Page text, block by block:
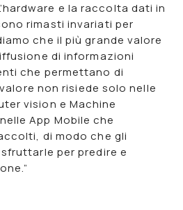
e la raccolta dati in
rimasti invariati per
che il più grande valore
di informazioni
che permettano di
non risiede solo nelle
vision e Machine
App Mobile che
di modo che gli
per predire e